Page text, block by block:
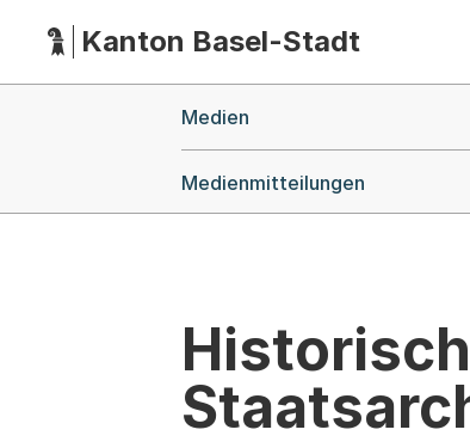
HauptnavigationKanton Basel-Stadt
Medien
Medienmitteilungen